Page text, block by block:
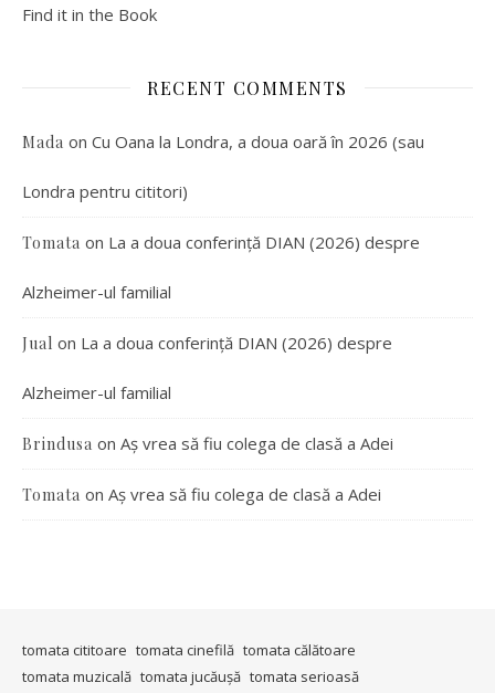
Find it in the Book
RECENT COMMENTS
Mada on Cu Oana la Londra, a doua oară în 2026 (sau
Londra pentru cititori)
Tomata on La a doua conferință DIAN (2026) despre
Alzheimer-ul familial
Jual on La a doua conferință DIAN (2026) despre
Alzheimer-ul familial
Brindusa on Aș vrea să fiu colega de clasă a Adei
Tomata on Aș vrea să fiu colega de clasă a Adei
tomata cititoare tomata cinefilă tomata călătoare
tomata muzicală tomata jucăușă tomata serioasă